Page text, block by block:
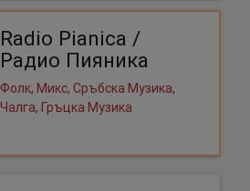
Radio Pianica /
Радио Пияника
Фолк, Микс, Сръбска Музика,
Чалга, Гръцка Музика